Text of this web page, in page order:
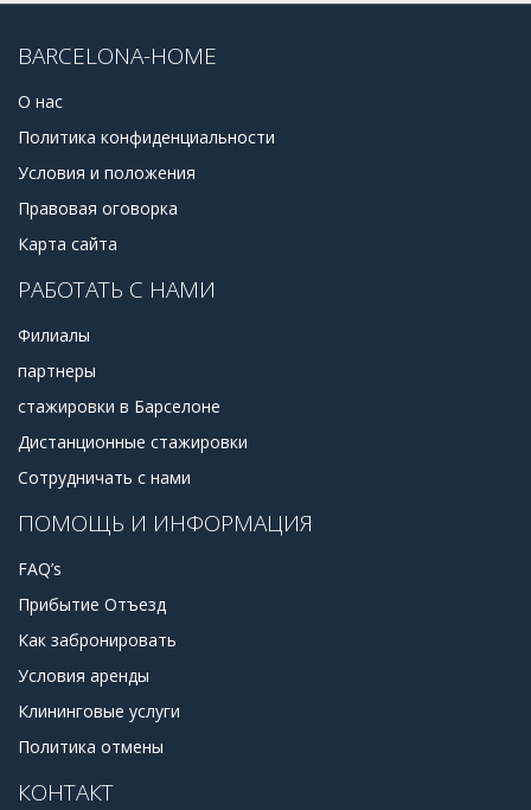
BARCELONA-HOME
О нас
Политика конфиденциальности
Условия и положения
Правовая оговорка
Карта сайта
РАБОТАТЬ С НАМИ
Филиалы
партнеры
стажировки в Барселоне
Дистанционные стажировки
Сотрудничать с нами
ПОМОЩЬ И ИНФОРМАЦИЯ
FAQ’s
Прибытие Отъезд
Как забронировать
Условия аренды
Клининговые услуги
Политика отмены
КОНТАКТ